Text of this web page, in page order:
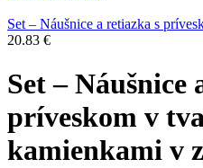
Set – Náušnice a retiazka s
20.83 €
Set – Náušnice
príveskom v
kamienkami v